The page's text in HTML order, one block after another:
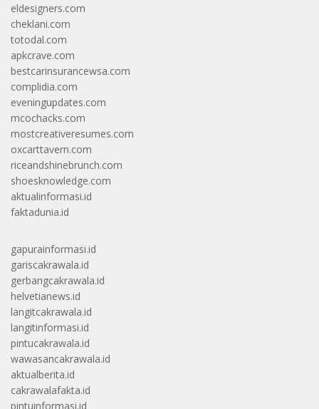
eldesigners.com
cheklani.com
totodal.com
apkcrave.com
bestcarinsurancewsa.com
complidia.com
eveningupdates.com
mcochacks.com
mostcreativeresumes.com
oxcarttavern.com
riceandshinebrunch.com
shoesknowledge.com
aktualinformasi.id
faktadunia.id
gapurainformasi.id
gariscakrawala.id
gerbangcakrawala.id
helvetianews.id
langitcakrawala.id
langitinformasi.id
pintucakrawala.id
wawasancakrawala.id
aktualberita.id
cakrawalafakta.id
pintuinformasi.id